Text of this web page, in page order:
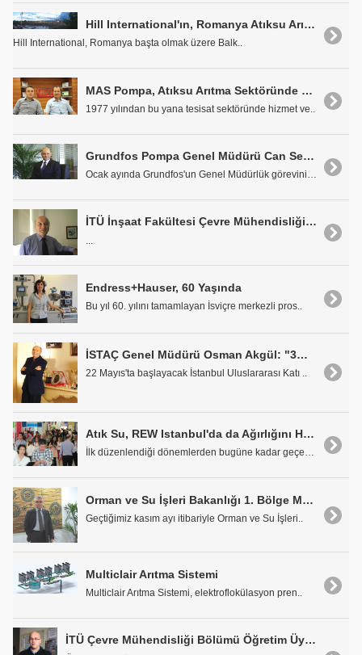
Hill International'ın, Romanya Atıksu Arıtma Projeleri
Hill International, Romanya başta olmak üzere Balk..
MAS Pompa, Atıksu Arıtma Sektöründe de İddialı
1977 yılından bu yana tesisat sektöründe hizmet ve..
Grundfos Pompa Genel Müdürü Can Seyhan: "Enerjiyi Verimli Kullanmak Artık bir Zorunluluk"
Ocak ayında Grundfos'un Genel Müdürlük görevini de..
İTÜ İnşaat Fakültesi Çevre Mühendisliği Bölümü Emekli Öğretim Üyesi, İmar ve İskan Eski Bakanı Prof. Dr. Ahmet Samsunlu: "Çevre Konusunda Ümitsiz Olmamamız Lazım"
Endress+Hauser, 60 Yaşında
Bu yıl 60. yılını tamamlayan İsviçre merkezli pros..
İSTAÇ Genel Müdürü Osman Akgül: "3W Kongresi'nde Tüm Aktörler Biraraya Gelecek"
22 Mayıs'ta başlayacak İstanbul Uluslararası Katı ..
Atık Su, REW Istanbul'da da Ağırlığını Hissettiriyor
İlk düzenlendiği dönemlerden bugüne kadar geçen sü..
Orman ve Su İşleri Bakanlığı 1. Bölge Müdürü Haluk Özder: "Arazide Denetim Şart"
Geçtiğimiz kasım ayı itibariyle Orman ve Su İşleri..
Multiclair Arıtma Sistemi
Multiclair Arıtma Sistemi, elektroflokülasyon pren..
İTÜ Çevre Mühendisliği Bölümü Öğretim Üyesi Doç. Dr. Güçlü İnsel: "Türkiye Koşullarına Uygun Tesisler İnşa Edilmeli"